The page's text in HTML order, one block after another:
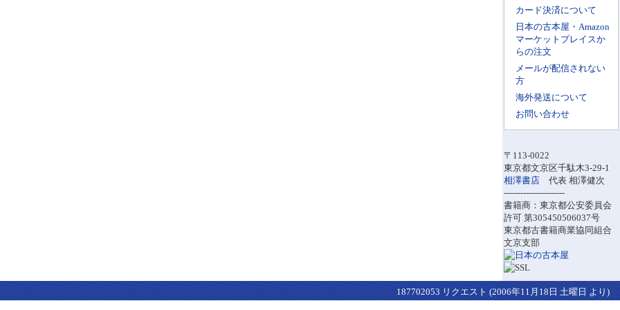
カード決済について
日本の古本屋・Amazon
マーケットプレイスか
らの注文
メールが配信されない
方
海外発送について
お問い合わせ
〒113-0022
東京都文京区千駄木3-29-1
相澤書店 代表 相澤健次
----------------------
書籍商：東京都公安委員会
許可 第305450506037号
東京都古書籍商業協同組合
文京支部
187702053 リクエスト (2006年11月18日 土曜日 より)